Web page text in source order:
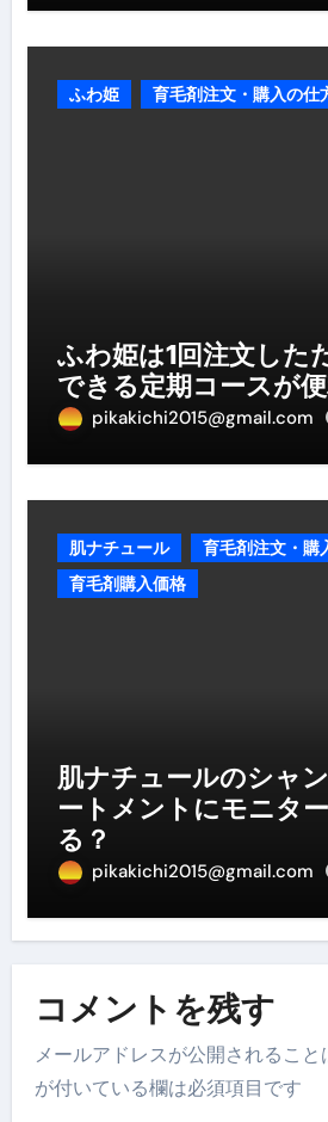
ふわ姫 育毛剤注文・購入の仕
ふわ姫は1回注文した
できる定期コースが便
pikakichi2015@gmail.com
肌ナチュール
育毛剤注文・購
育毛剤購入価格
肌ナチュールのシャ
ートメントにモニタ
る？
pikakichi2015@gmail.com
コメントを残す
メールアドレスが公開されること
が付いている欄は必須項目です